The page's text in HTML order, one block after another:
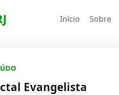
Início Sobre
Evangelista